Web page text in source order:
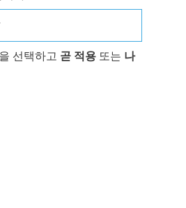
선택하고 곧 적용또는 나